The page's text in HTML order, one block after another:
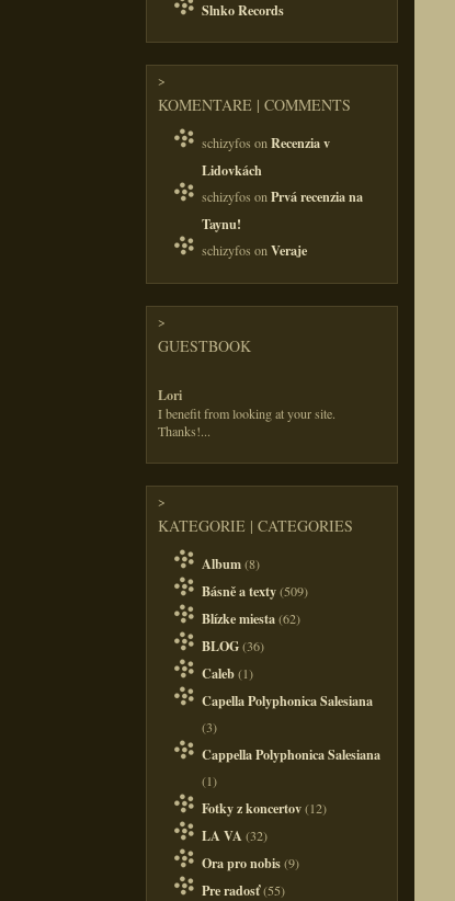
Slnko Records
>
KOMENTARE | COMMENTS
schizyfos onRecenzia v
Lidovkách
schizyfos onPrvá recenzia na
Taynu!
schizyfos onVeraje
>
GUESTBOOK
Lori
I benefit from looking at your site.
Thanks!...
>
KATEGORIE | CATEGORIES
Album(8)
Básně a texty(509)
Blízke miesta(62)
BLOG(36)
Caleb(1)
Capella Polyphonica Salesiana
(3)
Cappella Polyphonica Salesiana
(1)
Fotky z koncertov(12)
LA VA(32)
Ora pro nobis(9)
Pre radosť(55)